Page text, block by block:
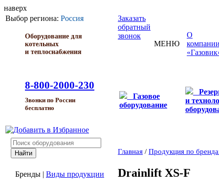
наверх
Выбор региона: Россия
Оборудование для
котельных
и теплоснабжения
8-800-2000-230
Звонки по России
бесплатно
Заказать
обратный
звонок
МЕНЮ
О
Газовое
оборудование
и
Бренды | Виды продукции
Главная / Продукция по
Drainlift XS-F